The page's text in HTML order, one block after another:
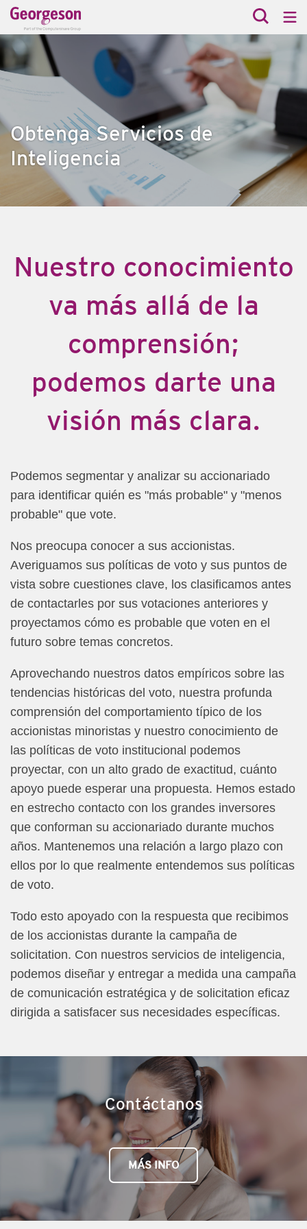
Obtenga Servicios de
Inteligencia
Nuestro conocimiento
va más allá de la
comprensión;
podemos darte una
visión más clara.
Podemos segmentar y analizar su accionariado
para identificar quién es "más probable" y "menos
probable" que vote.
Nos preocupa conocer a sus accionistas.
Averiguamos sus políticas de voto y sus puntos de
vista sobre cuestiones clave, los clasificamos antes
de contactarles por sus votaciones anteriores y
proyectamos cómo es probable que voten en el
futuro sobre temas concretos.
Aprovechando nuestros datos empíricos sobre las
tendencias históricas del voto, nuestra profunda
comprensión del comportamiento típico de los
accionistas minoristas y nuestro conocimiento de
las políticas de voto institucional podemos
proyectar, con un alto grado de exactitud, cuánto
apoyo puede esperar una propuesta. Hemos estado
en estrecho contacto con los grandes inversores
que conforman su accionariado durante muchos
años. Mantenemos una relación a largo plazo con
ellos por lo que realmente entendemos sus políticas
de voto.
Todo esto apoyado con la respuesta que recibimos
de los accionistas durante la campaña de
solicitation. Con nuestros servicios de inteligencia,
podemos diseñar y entregar a medida una campaña
de comunicación estratégica y de solicitation eficaz
dirigida a satisfacer sus necesidades específicas.
Contáctanos
MÁS INFO